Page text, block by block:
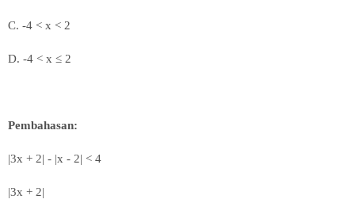
C. -4 < x < 2
D. -4 < x ≤ 2
Pembahasan:
|3x + 2| - |x - 2| < 4
|3x + 2|